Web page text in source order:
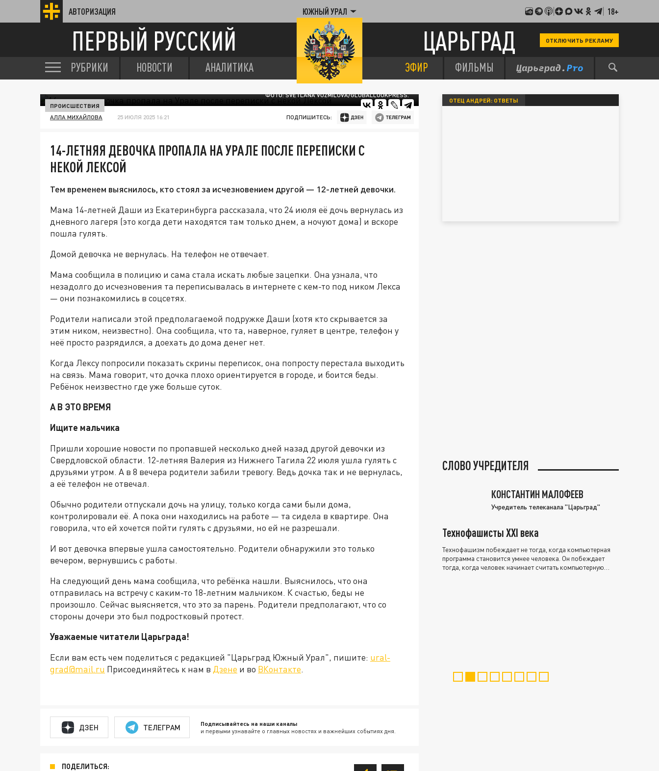
АВТОРИЗАЦИЯ ЮЖНЫЙ УРАЛ 18+
ПЕРВЫЙ РУССКИЙ ЦАРЬГРАД ОТКЛЮЧИТЬ РЕКЛАМУ
РУБРИКИ НОВОСТИ АНАЛИТИКА ЭФИР ФИЛЬМЫ
ФОТО: SVETLANA VOZMILOVA/GLOBALLOOKPRESS.
ПРОИСШЕСТВИЯ
АЛЛА МИХАЙЛОВА 25 ИЮЛЯ 2025 16:21 ПОДПИШИТЕСЬ:
14-ЛЕТНЯЯ ДЕВОЧКА ПРОПАЛА НА УРАЛЕ ПОСЛЕ ПЕРЕПИСКИ С
НЕКОЙ ЛЕКСОЙ
Тем временем выяснилось, кто стоял за исчезновением другой — 12-летней девочки.
Мама 14-летней Даши из Екатеринбурга рассказала, что 24 июля её дочь вернулась из
дневного лагеря (это когда дети находятся там только днем, а ночуют дома) и вскоре
пошла гулять.
Домой девочка не вернулась. На телефон не отвечает.
Мама сообщила в полицию и сама стала искать любые зацепки. Она узнала, что
незадолго до исчезновения та переписывалась в интернете с кем-то под ником Лекса
— они познакомились в соцсетях.
Родители написали этой предполагаемой подружке Даши (хотя кто скрывается за
этим ником, неизвестно). Она сообщила, что та, наверное, гуляет в центре, телефон у
неё просто разрядился, а доехать до дома денег нет.
Когда Лексу попросили показать скрины переписок, она попросту перестала выходить
на связь. Мама говорит, что дочка плохо ориентируется в городе, и боится беды.
Ребёнок неизвестно где уже больше суток.
А В ЭТО ВРЕМЯ
Ищите мальчика
Пришли хорошие новости по пропавшей несколько дней назад другой девочки из
Свердловской области. 12-летняя Валерия из Нижнего Тагила 22 июля ушла гулять с
друзьями утром. А в 8 вечера родители забили тревогу. Ведь дочка так и не вернулась,
а её телефон не отвечал.
Обычно родители отпускали дочь на улицу, только когда сами были дома,
контролировали её. А пока они находились на работе — та сидела в квартире. Она
говорила, что ей хочется пойти гулять с друзьями, но ей не разрешали.
И вот девочка впервые ушла самостоятельно. Родители обнаружили это только
вечером, вернувшись с работы.
На следующий день мама сообщила, что ребёнка нашли. Выяснилось, что она
отправилась на встречу с каким-то 18-летним мальчиком. К счастью, беды не
произошло. Сейчас выясняется, что это за парень. Родители предполагают, что со
стороны дочери это был подростковый протест.
Уважаемые читатели Царьграда!
Если вам есть чем поделиться с редакцией "Царьград Южный Урал", пишите: ural-
grad@mail.ru Присоединяйтесь к нам в Дзене и во ВКонтакте.
ДЗЕН ТЕЛЕГРАМ Подписывайтесь на наши каналы
и первыми узнавайте о главных новостях и важнейших событиях дня.
ПОДЕЛИТЬСЯ:
ОТЕЦ АНДРЕЙ: ОТВЕТЫ
СЛОВО УЧРЕДИТЕЛЯ
КОНСТАНТИН МАЛОФЕЕВ
Учредитель телеканала "Царьград"
Технофашисты XXI века
Технофашизм побеждает не тогда, когда компьютерная
программа становится умнее человека. Он побеждает
тогда, когда человек начинает считать компьютерную